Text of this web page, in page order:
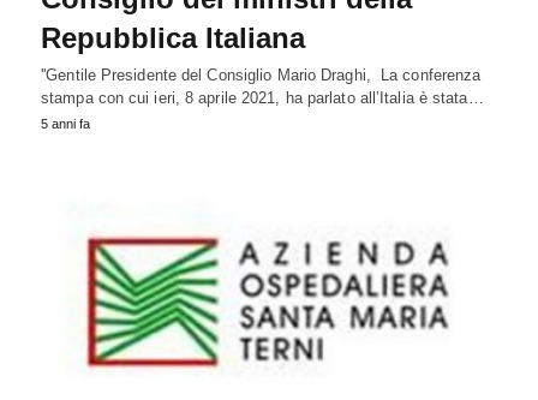
Repubblica Italiana
''Gentile Presidente del Consiglio Mario Draghi, La conferenza
stampa con cui ieri, 8 aprile 2021, ha parlato all’Italia è stata…
5 anni fa